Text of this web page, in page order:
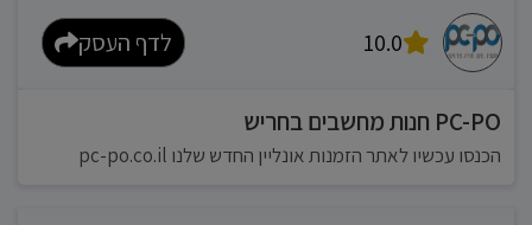
10.0 לדף העסק
PC-PO חנות מחשבים בחריש
הכנסו עכשיו לאתר הזמנות אונליין החדש שלנו pc-po.co.il